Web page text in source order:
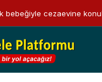
bebeğiyle cezaevine